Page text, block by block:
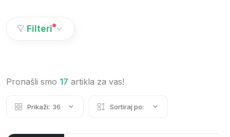
Filteri
Pronašli smo 17 artikla za vas!
Prikaži: 36 Sortiraj po: